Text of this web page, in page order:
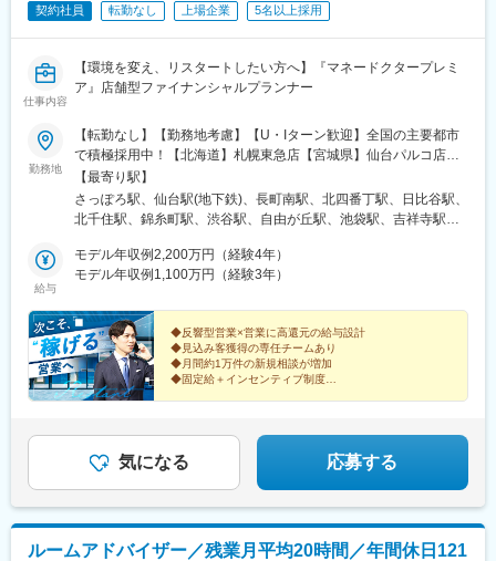
契約社員 転勤なし 上場企業 5名以上採用
仕事内容
【環境を変え、リスタートしたい方へ】『マネードクタープレミ
ア』店舗型ファイナンシャルプランナー
勤務地
【転勤なし】【勤務地考慮】【U・Iターン歓迎】全国の主要都市
で積極採用中！【北海道】札幌東急店【宮城県】仙台パルコ店／
ララガーデン長町店／イオンモール仙台上杉店【東京都】日比谷
シャンテ店／北千住マルイ店／錦糸町パルコ店／渋谷サクラステ
ージ店／自由が丘店／東武池袋店／吉祥寺パルコ店／町田東急ツ
／横浜ランドマークプラザ店／東急百貨店たまプラーザ店／上大
岡京急店【埼玉県】浦和パルコ店【愛知県】大名古屋ビルヂング
ワンダーシティ店【京都府】イオンモール京都桂川店【兵庫県】
神戸三宮店／あまがさきキューズモール店【大阪府】心斎橋パル
コ店／天王寺ミオ店／アリオ八尾店／イオンモール堺北花田店
【奈良県】ならファミリー店／イオンモール橿原店【岡山県】ア
リオ倉敷店【広島県】広島オフィス【福岡県】マークイズ福岡も
対策／喫煙所：なし（敷地内全て禁煙）
【最寄り駅】
さっぽろ駅、仙台駅(地下鉄)、長町南駅、北四番丁駅、日比谷駅、
北千住駅、錦糸町駅、渋谷駅、自由が丘駅、池袋駅、吉祥寺駅、
駅、上大岡駅、浦和駅、近鉄名古屋駅、南大高駅、ナゴヤドーム
前矢田駅、小田井駅、桂川駅(京都府)、三宮・花時計前駅、尼崎駅
西大寺駅、金橋駅、倉敷駅、銀山町駅、唐人町駅、札幌駅、あお
ば通駅、北仙台駅、有楽町駅、神泉駅、九品仏駅、京急川崎駅、
名古屋駅、矢田駅(愛知県)、上小田井駅、洛西口駅、神戸三宮駅
(阪神)、四ツ橋駅、天王寺駅前駅、平城駅、倉敷市駅、稲荷町駅
(広島県)、大通駅、仙台駅、銀座駅、奥沢駅、桜木町駅、名鉄名古
駅、松川町駅
給与
モデル年収例2,200万円（経験4年）
モデル年収例1,100万円（経験3年）
◆反響型営業×営業に高還元の給与設計
◆見込み客獲得の専任チームあり
◆月間約1万件の新規相談が増加
◆固定給＋インセンティブ制度
反響型営業×正当な評価で、営業として再スタートでき
ます。
気になる 応募する
ルームアドバイザー／残業月平均20時間／年間休日121